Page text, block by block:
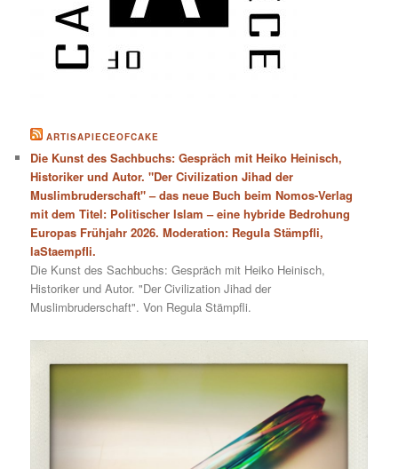
ARTISAPIECEOFCAKE
Die Kunst des Sachbuchs: Gespräch mit Heiko Heinisch,
Historiker und Autor. "Der Civilization Jihad der
Muslimbruderschaft" – das neue Buch beim Nomos-Verlag
mit dem Titel: Politischer Islam – eine hybride Bedrohung
Europas Frühjahr 2026. Moderation: Regula Stämpfli,
laStaempfli.
Die Kunst des Sachbuchs: Gespräch mit Heiko Heinisch,
Historiker und Autor. "Der Civilization Jihad der
Muslimbruderschaft". Von Regula Stämpfli.